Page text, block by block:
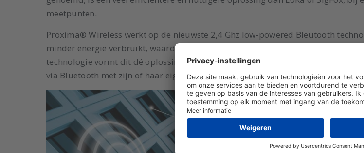
meetpunten.
Proxima® Wireless werkt op de nieuwste 2,4 Ghz low-powered Bleutooth
minder energie verbruikt, waardoor batterijen veel langer mee kunnen. Samen
technologie vormt dit dé oplossing voor de toekomst. De gebruiker kan
via Bluetooth met zijn of haar eigen mobiele app: Produal MyTool®.